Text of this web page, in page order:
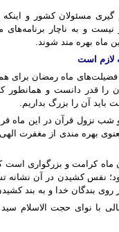
مسئولان کشور و اینکه
نیست و به ناچار
ماه بهره مند شوند.
لازم است
فضیلت‌های ماه رمضان برای
را قدر دانست و همانطور
باید آن را بزرگ بداریم.
نزول قرآن در این ماه
بهره مندی از مغفرت
کرامت و بزرگواری است
نفس کشیدن در آن نشانه
بندگان خدا و به بند
با نوای حجت الاسلام